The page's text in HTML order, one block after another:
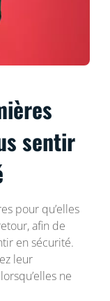
sentir
pour qu’elles
afin de
en sécurité.
leur
ne